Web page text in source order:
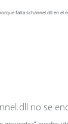
falta schannel.dll en el
no se